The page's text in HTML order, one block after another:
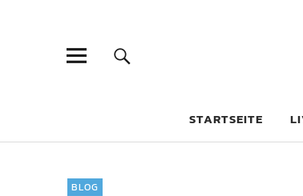
STARTSEITE
BLOG